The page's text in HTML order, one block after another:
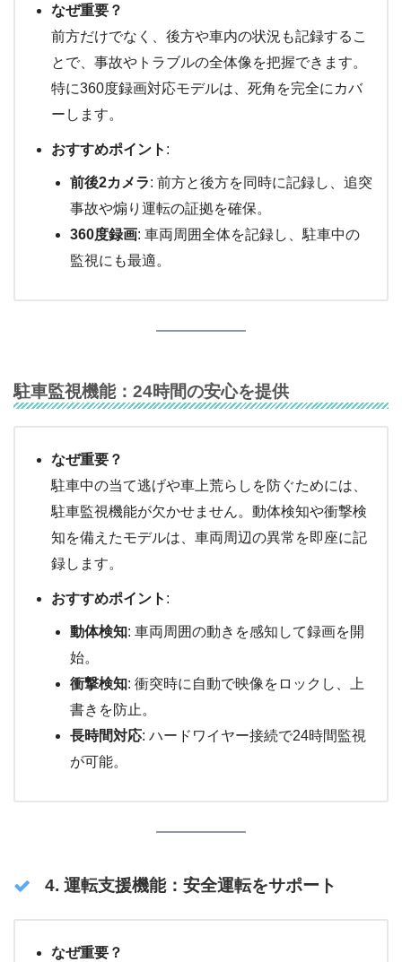
なぜ重要？
前方だけでなく、後方や車内の状況も記録するこ
とで、事故やトラブルの全体像を把握できます。
特に360度録画対応モデルは、死角を完全にカバ
ーします。
おすすめポイント :
前後2カメラ: 前方と後方を同時に記録し、追突
事故や煽り運転の証拠を確保。
360度録画: 車両周囲全体を記録し、駐車中の
監視にも最適。
駐車監視機能：24時間の安心を提供
なぜ重要？
駐車中の当て逃げや車上荒らしを防ぐためには、
駐車監視機能が欠かせません。動体検知や衝撃検
知を備えたモデルは、車両周辺の異常を即座に記
録します。
おすすめポイント :
動体検知: 車両周囲の動きを感知して録画を開
始。
衝撃検知: 衝突時に自動で映像をロックし、上
書きを防止。
長時間対応: ハードワイヤー接続で24時間監視
が可能。
4. 運転支援機能：安全運転をサポート
なぜ重要？